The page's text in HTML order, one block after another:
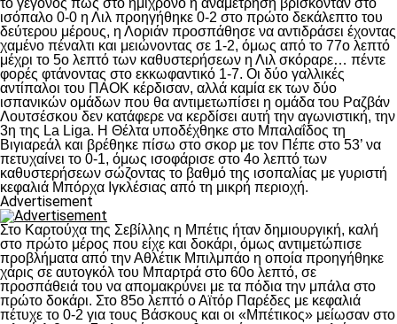
το γεγονός πως στο ημίχρονο η αναμέτρηση βρίσκονταν στο
ισόπαλο 0-0 η Λιλ προηγήθηκε 0-2 στο πρώτο δεκάλεπτο του
δεύτερου μέρους, η Λοριάν προσπάθησε να αντιδράσει έχοντας
χαμένο πέναλτι και μειώνοντας σε 1-2, όμως από το 77ο λεπτό
μέχρι το 5ο λεπτό των καθυστερήσεων η Λιλ σκόραρε… πέντε
φορές φτάνοντας στο εκκωφαντικό 1-7. Οι δύο γαλλικές
αντίπαλοι του ΠΑΟΚ κέρδισαν, αλλά καμία εκ των δύο
ισπανικών ομάδων που θα αντιμετωπίσει η ομάδα του Ραζβάν
Λουτσέσκου δεν κατάφερε να κερδίσει αυτή την αγωνιστική, την
3η της La Liga. Η Θέλτα υποδέχθηκε στο Μπαλαΐδος τη
Βιγιαρεάλ και βρέθηκε πίσω στο σκορ με τον Πέπε στο 53’ να
πετυχαίνει το 0-1, όμως ισοφάρισε στο 4ο λεπτό των
καθυστερήσεων σώζοντας το βαθμό της ισοπαλίας με γυριστή
κεφαλιά Μπόρχα Ιγκλέσιας από τη μικρή περιοχή.
Advertisement
Στο Καρτούχα της Σεβίλλης η Μπέτις ήταν δημιουργική, καλή
στο πρώτο μέρος που είχε και δοκάρι, όμως αντιμετώπισε
προβλήματα από την Αθλέτικ Μπιλμπάο η οποία προηγήθηκε
χάρις σε αυτογκόλ του Μπαρτρά στο 60ο λεπτό, σε
προσπάθειά του να απομακρύνει με τα πόδια την μπάλα στο
πρώτο δοκάρι. Στο 85ο λεπτό ο Αϊτόρ Παρέδες με κεφαλιά
πέτυχε το 0-2 για τους Βάσκους και οι «Μπέτικος» μείωσαν στο